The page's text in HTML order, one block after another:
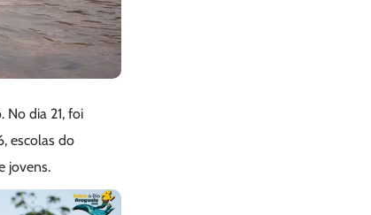
No dia 21, foi
escolas do
jovens.